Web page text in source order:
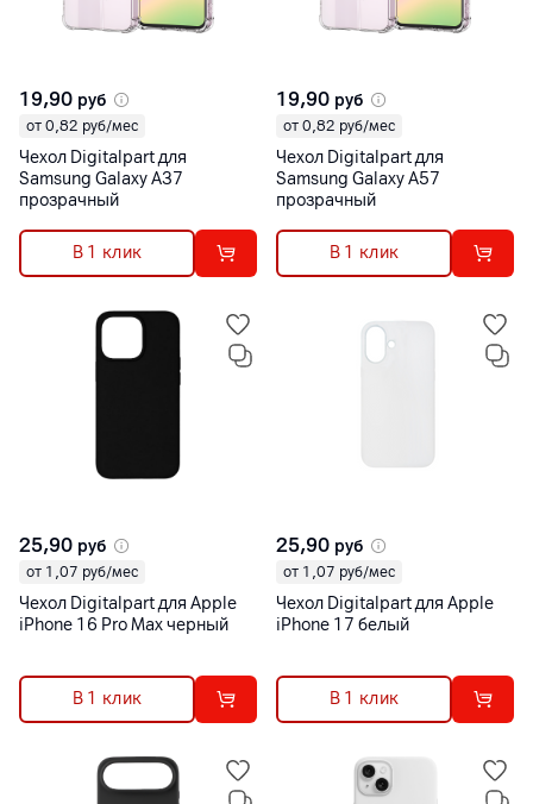
19,90 руб
от 0,82 руб/мес
Чехол Digitalpart для
Samsung Galaxy A37
прозрачный
В 1 клик
19,90 руб
от 0,82 руб/мес
Чехол Digitalpart для
Samsung Galaxy A57
прозрачный
В 1 клик
25,90 руб
от 1,07 руб/мес
Чехол Digitalpart для Apple
iPhone 16 Pro Max черный
В 1 клик
25,90 руб
от 1,07 руб/мес
Чехол Digitalpart для Apple
iPhone 17 белый
В 1 клик